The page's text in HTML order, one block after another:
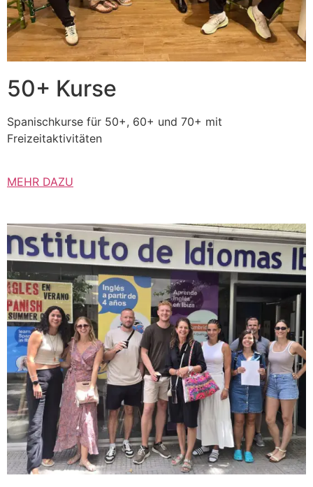
50+ Kurse
Spanischkurse für 50+, 60+ und 70+ mit
Freizeitaktivitäten
MEHR DAZU